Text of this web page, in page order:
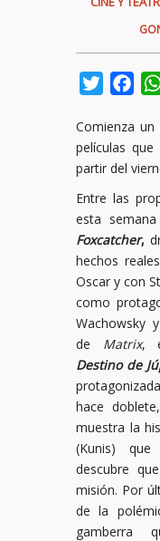
Twitter
Comienza
películas
partir del
Entre las
esta
Foxcatcher,
hechos
Oscar y con
como
Wachowsky
de Matrix,
Destino de
hace
muestra la
(Kunis)
descubre
misión. Por
de la
gamberra